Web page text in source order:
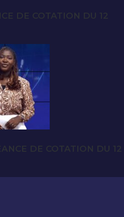
DE COTATION DU 12
DE COTATION DU 12